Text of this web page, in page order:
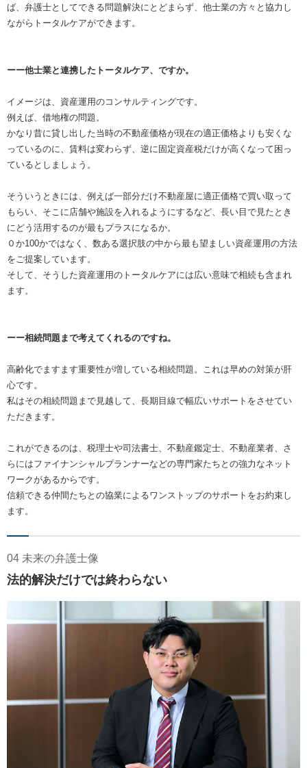
ば、弁護士としてできる問題解決にとどまらず、他士業の方々と協力し
ながらトータルケアができます。
ーー他士業と連携したトータルケア、ですか。
イメージは、資産運用のコンサルティングです。
例えば、借地権の問題。
かなり昔に貸し出した当時の不動産価格が現在の適正価格よりも安くな
っているのに、賃料は変わらず、逆に固定資産税だけが高くなって困っ
ているとしましょう。
そういうときには、例えば一部分だけ不動産屋に適正価格で買い取って
もらい、そこに店舗や施設を入れるようにするなど、長い目で見たとき
にどう活用するのが最もプラスになるか。
０か100かではなく、数ある選択肢の中から最も望ましい資産運用の方法
をご提案しています。
そして、そうした資産運用のトータルケアには広い意味で相続も含まれ
ます。
ーー相続問題まで考えてくれるのですね。
高齢化でますます重要性が増している相続問題。これは早めの対策が肝
心です。
私はその相続問題まで見越して、長期目線で幅広いサポートをさせてい
ただきます。
これができるのは、税理士や司法書士、不動産鑑定士、不動産業者、さ
らにはファイナンシャルプランナーなどの専門家たちとの強力なネット
ワークがあるからです。
信頼できる仲間たちとの協業によるワンストップのサポートをお約束し
ます。
04 未来の弁護士像
法的解決だけでは終わらない